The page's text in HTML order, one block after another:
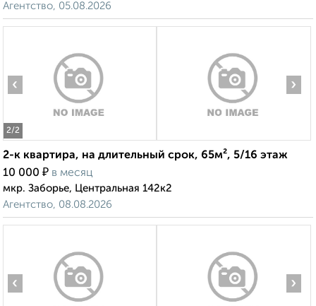
Агентство, 05.08.2026
2/2
‹ ›
2-к квартира, на длительный срок, 65м², 5/16 этаж
10 000 ₽ в месяц
мкр. Заборье, Центральная 142к2
Агентство, 08.08.2026
‹ ›